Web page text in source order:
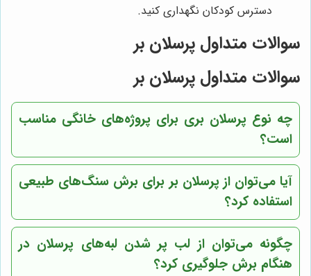
دسترس کودکان نگهداری کنید.
سوالات متداول پرسلان بر
سوالات متداول پرسلان بر
چه نوع پرسلان بری برای پروژه‌های خانگی مناسب
است؟
آیا می‌توان از پرسلان بر برای برش سنگ‌های طبیعی
استفاده کرد؟
چگونه می‌توان از لب پر شدن لبه‌های پرسلان در
هنگام برش جلوگیری کرد؟